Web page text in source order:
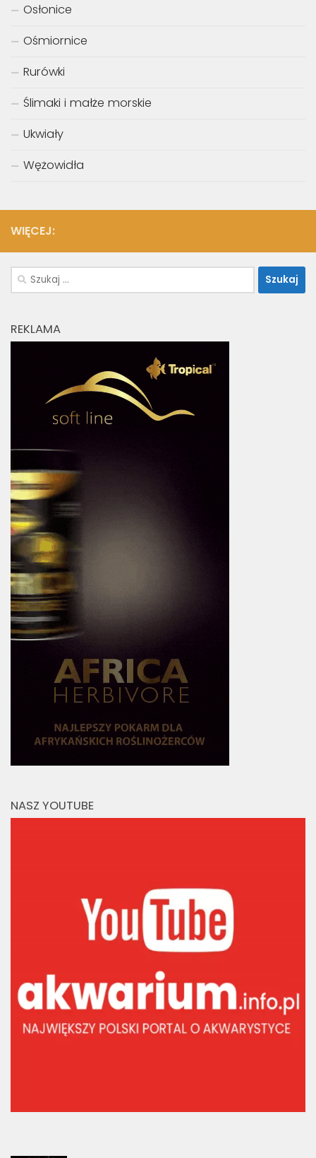
Osłonice
Ośmiornice
Rurówki
Ślimaki i małże morskie
Ukwiały
Wężowidła
WIĘCEJ:
Szukaj:
REKLAMA
NASZ YOUTUBE